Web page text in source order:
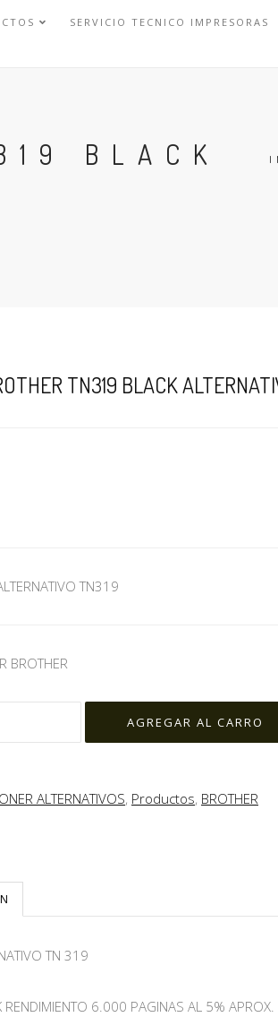
SERVICIO TECNICO IMPRESORAS
BLACK
TN319 BLACK
TN319
BROTHER
ALTERNATIVOS, Productos, BROTHER
TN 319
RENDIMIENTO 6.000 PAGINAS AL 5% APROX.